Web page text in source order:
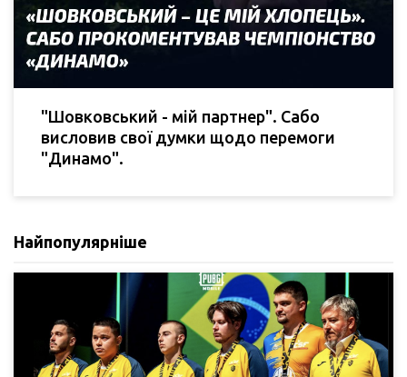
"Шовковський - мій партнер". Сабо
висловив свої думки щодо перемоги
"Динамо".
Найпопулярніше